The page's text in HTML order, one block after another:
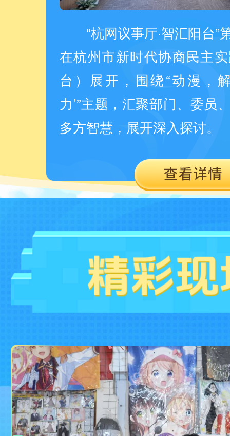
“杭网议事厅·智汇阳台”
在杭州市新时代协商民主
台）展开，围绕“动漫，
力’”主题，汇聚部门、委员
多方智慧，展开深入探讨。